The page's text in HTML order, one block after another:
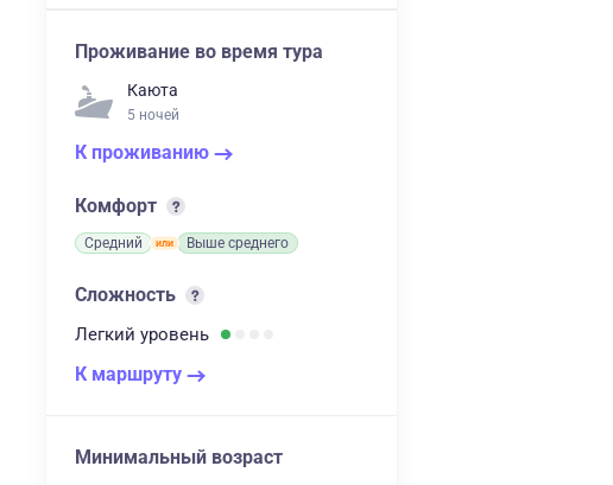
Проживание во время тура
Каюта
5 ночей
К проживанию
Комфорт
Средний Выше среднего
Сложность
Легкий уровень
К маршруту
Минимальный возраст